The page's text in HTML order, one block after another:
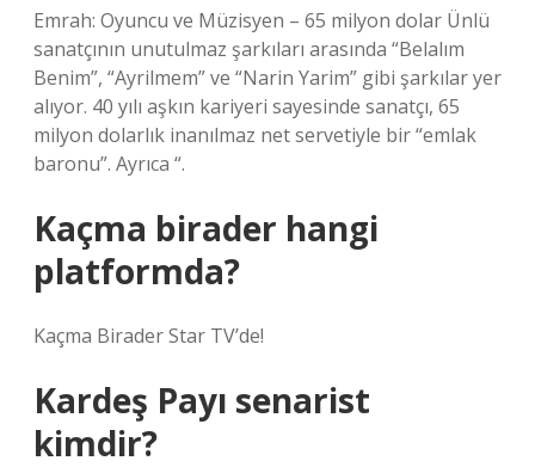
Emrah: Oyuncu ve Müzisyen – 65 milyon dolar Ünlü
sanatçının unutulmaz şarkıları arasında “Belalım
Benim”, “Ayrilmem” ve “Narin Yarim” gibi şarkılar yer
alıyor. 40 yılı aşkın kariyeri sayesinde sanatçı, 65
milyon dolarlık inanılmaz net servetiyle bir “emlak
baronu”. Ayrıca “.
Kaçma birader hangi
platformda?
Kaçma Birader Star TV’de!
Kardeş Payı senarist
kimdir?